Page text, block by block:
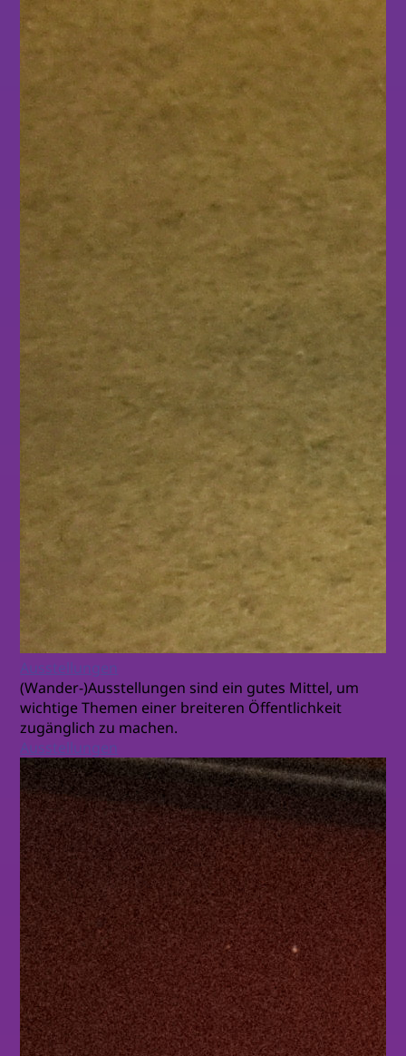
Ausstellungen
(Wander-)Ausstellungen sind ein gutes Mittel, um
wichtige Themen einer breiteren Öffentlichkeit
zugänglich zu machen.
Ausstellungen